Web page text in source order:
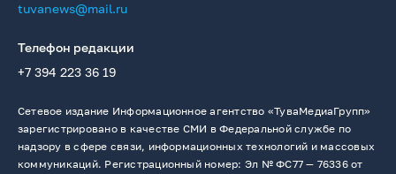
tuvanews@mail.ru
Телефон редакции
+7 394 223 36 19
Сетевое издание Информационное агентство «ТуваМедиаГрупп»
зарегистрировано в качестве СМИ в Федеральной службе по
надзору в сфере связи, информационных технологий и массовых
коммуникаций. Регистрационный номер: Эл № ФС77 — 76336 от